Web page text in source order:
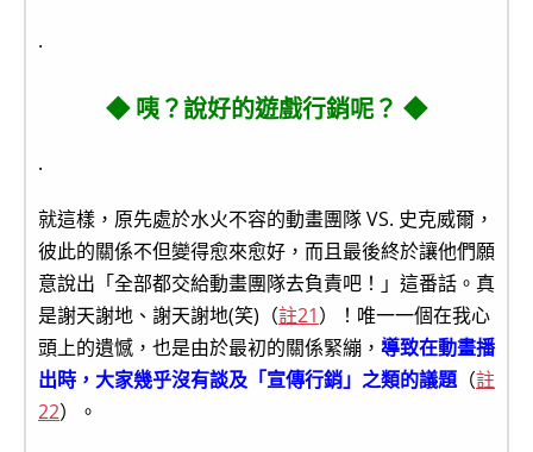
.
◆ 咦？說好的遊戲行銷呢？ ◆
.
就這樣，原先處於水火不容的動畫團隊 VS. 史克威爾，
彼此的關係不但變得愈來愈好，而且最後終於讓他們願
意說出「全部都交給動畫團隊去負責吧！」這番話。真
是謝天謝地、謝天謝地(笑)（註21）！唯一一個在我心
頭上的遺憾，也是由於最初的關係緊繃， 導致在動畫播
出時，大家幾乎沒有談及「宣傳行銷」之類的議題（註
22）。